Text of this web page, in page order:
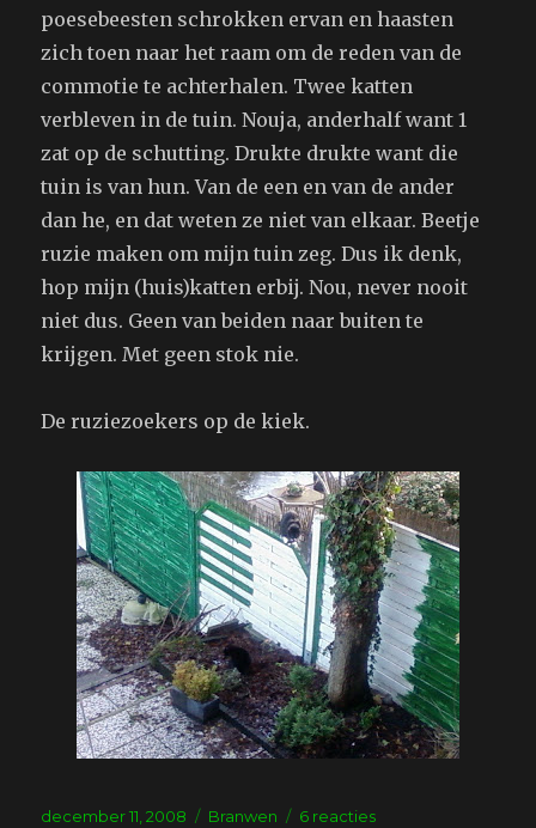
poesebeesten schrokken ervan en haasten
zich toen naar het raam om de reden van de
commotie te achterhalen. Twee katten
verbleven in de tuin. Nouja, anderhalf want 1
zat op de schutting. Drukte drukte want die
tuin is van hun. Van de een en van de ander
dan he, en dat weten ze niet van elkaar. Beetje
ruzie maken om mijn tuin zeg. Dus ik denk,
hop mijn (huis)katten erbij. Nou, never nooit
niet dus. Geen van beiden naar buiten te
krijgen. Met geen stok nie.
De ruziezoekers op de kiek.
Geplaatst
december 11, 2008 Tags
Branwen 6 reactiesop